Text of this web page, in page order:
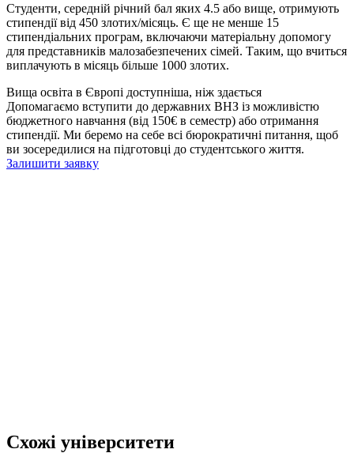
Студенти, середній річний бал яких 4.5 або вище, отримують
стипендії від 450 злотих/місяць. Є ще не менше 15
стипендіальних програм, включаючи матеріальну допомогу
для представників малозабезпечених сімей. Таким, що вчиться
виплачують в місяць більше 1000 злотих.
Вища освіта в Європі доступніша, ніж здається
Допомагаємо вступити до державних ВНЗ із можливістю
бюджетного навчання (від 150€ в семестр) або отримання
стипендії. Ми беремо на себе всі бюрократичні питання, щоб
ви зосередилися на підготовці до студентського життя.
Залишити заявку
Схожі університети